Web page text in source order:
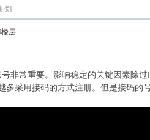
接]
层
常重要。影响稳定的关键因素除过
采用接码的方式注册。但是接码的